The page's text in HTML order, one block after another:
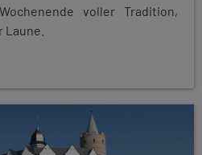
voller Tradition,